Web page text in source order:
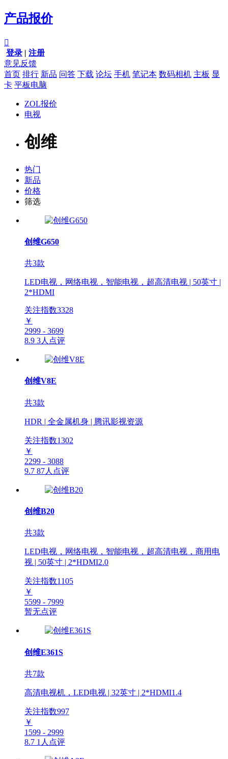
产品报价

登录 | 注册
意见反馈
首页 排行 新品 问答 下载 论坛 手机 笔记本 数码相机 主板 显
卡 平板电脑
ZOL报价
电视
创维
热门
新品
价格
筛选
创维G650
共3款
LED电视，网络电视，智能电视，超高清电视 | 50英寸 |
2*HDMI
关注指数3328
￥
2999 - 3699
8.9 3人点评
创维V8E
共3款
HDR | 全金属机身 | 腾讯影视资源
关注指数1302
￥
2299 - 3088
9.7 87人点评
创维B20
共3款
LED电视，网络电视，智能电视，超高清电视，商用电
视 | 50英寸 | 2*HDMI2.0
关注指数1105
￥
5599 - 7999
暂无点评
创维E361S
共7款
高清电视机，LED电视 | 32英寸 | 2*HDMI1.4
关注指数997
￥
1599 - 2999
8.7 1人点评